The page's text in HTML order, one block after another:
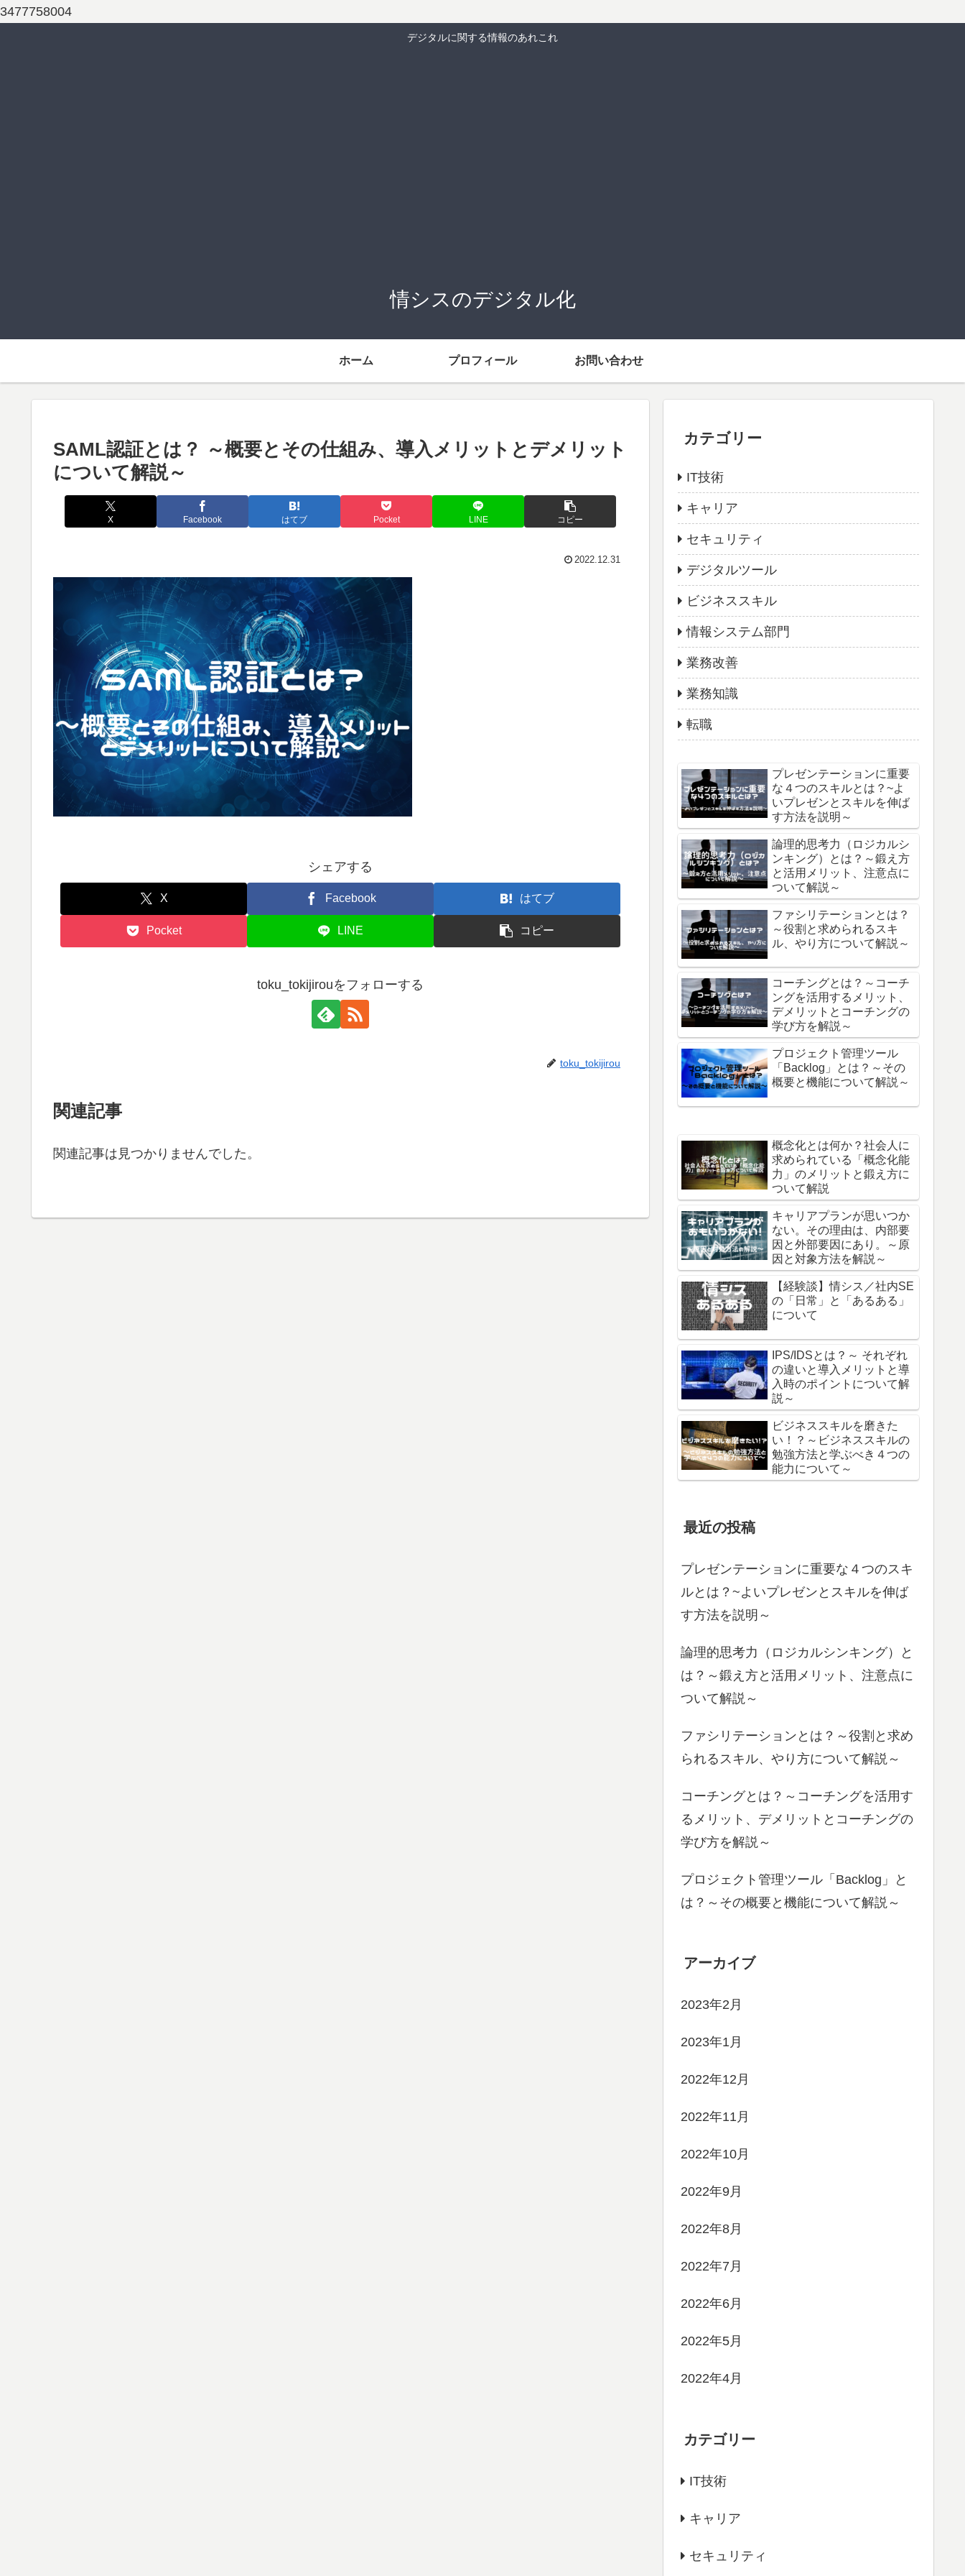
3477758004
デジタルに関する情報のあれこれ
情シスのデジタル化
ホーム プロフィール お問い合わせ
SAML認証とは？ ～概要とその仕組み、導入メリットとデメリット
について解説～
X Facebook はてブ Pocket LINE コピー
2022.12.31
シェアする
X Facebook はてブ
Pocket LINE コピー
toku_tokijirouをフォローする
toku_tokijirou
関連記事
関連記事は見つかりませんでした。
カテゴリー
IT技術
キャリア
セキュリティ
デジタルツール
ビジネススキル
情報システム部門
業務改善
業務知識
転職
プレゼンテーションに重要
な４つのスキルとは？~よ
いプレゼンとスキルを伸ば
す方法を説明～
論理的思考力（ロジカルシ
ンキング）とは？～鍛え方
と活用メリット、注意点に
ついて解説～
ファシリテーションとは？
～役割と求められるスキ
ル、やり方について解説～
コーチングとは？～コーチ
ングを活用するメリット、
デメリットとコーチングの
学び方を解説～
プロジェクト管理ツール
「Backlog」とは？～その
概要と機能について解説～
概念化とは何か？社会人に
求められている「概念化能
力」のメリットと鍛え方に
ついて解説
キャリアプランが思いつか
ない。その理由は、内部要
因と外部要因にあり。～原
因と対象方法を解説～
【経験談】情シス／社内SE
の「日常」と「あるある」
について
IPS/IDSとは？～ それぞれ
の違いと導入メリットと導
入時のポイントについて解
説～
ビジネススキルを磨きた
い！？～ビジネススキルの
勉強方法と学ぶべき４つの
能力について～
最近の投稿
プレゼンテーションに重要な４つのスキ
ルとは？~よいプレゼンとスキルを伸ば
す方法を説明～
論理的思考力（ロジカルシンキング）と
は？～鍛え方と活用メリット、注意点に
ついて解説～
ファシリテーションとは？～役割と求め
られるスキル、やり方について解説～
コーチングとは？～コーチングを活用す
るメリット、デメリットとコーチングの
学び方を解説～
プロジェクト管理ツール「Backlog」と
は？～その概要と機能について解説～
アーカイブ
2023年2月
2023年1月
2022年12月
2022年11月
2022年10月
2022年9月
2022年8月
2022年7月
2022年6月
2022年5月
2022年4月
カテゴリー
IT技術
キャリア
セキュリティ